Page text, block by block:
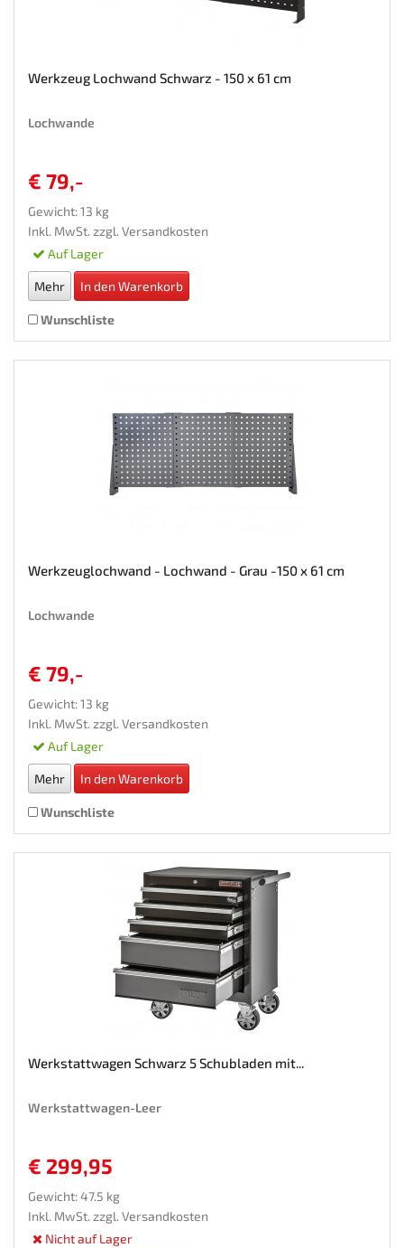
Werkzeug Lochwand Schwarz - 150 x 61 cm
Lochwande
€ 79,-
Gewicht: 13 kg
Inkl. MwSt. zzgl. Versandkosten
Auf Lager
Mehr In den Warenkorb
Wunschliste
Werkzeuglochwand - Lochwand - Grau -150 x 61 cm
Lochwande
€ 79,-
Gewicht: 13 kg
Inkl. MwSt. zzgl. Versandkosten
Auf Lager
Mehr In den Warenkorb
Wunschliste
Werkstattwagen Schwarz 5 Schubladen mit...
Werkstattwagen-Leer
€ 299,95
Gewicht: 47.5 kg
Inkl. MwSt. zzgl. Versandkosten
Nicht auf Lager